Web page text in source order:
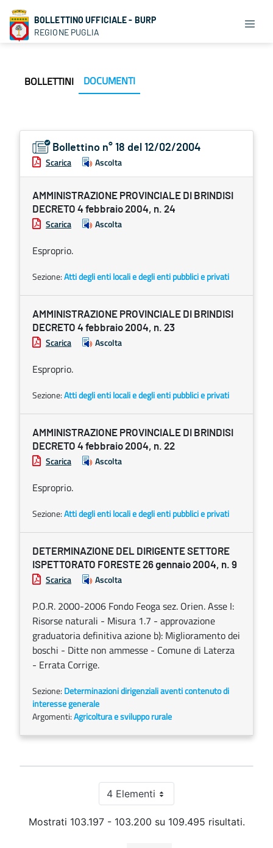
BOLLETTINO UFFICIALE - BURP
REGIONE PUGLIA
BOLLETTINI DOCUMENTI
Bollettino n° 18 del 12/02/2004
Scarica Ascolta
AMMINISTRAZIONE PROVINCIALE DI BRINDISI
DECRETO 4 febbraio 2004, n. 24
Scarica Ascolta
Esproprio.
Sezione:Atti degli enti locali e degli enti pubblici e privati
AMMINISTRAZIONE PROVINCIALE DI BRINDISI
DECRETO 4 febbraio 2004, n. 23
Scarica Ascolta
Esproprio.
Sezione:Atti degli enti locali e degli enti pubblici e privati
AMMINISTRAZIONE PROVINCIALE DI BRINDISI
DECRETO 4 febbraio 2004, n. 22
Scarica Ascolta
Esproprio.
Sezione:Atti degli enti locali e degli enti pubblici e privati
DETERMINAZIONE DEL DIRIGENTE SETTORE
ISPETTORATO FORESTE 26 gennaio 2004, n. 9
Scarica Ascolta
P.O.R. 2000-2006 Fondo Feoga sez. Orien. Asse I:
Risorse naturali - Misura 1.7 - approvazione
graduatoria definitiva azione b): Miglioramento dei
boschi - Ditte non ammesse - Comune di Laterza
- Errata Corrige.
Sezione: Determinazioni dirigenziali aventi contenuto di
interesse generale
Argomenti:Agricoltura e sviluppo rurale
4 ElementiPer pagina
Mostrati 103.197 - 103.200 su 109.495 risultati.